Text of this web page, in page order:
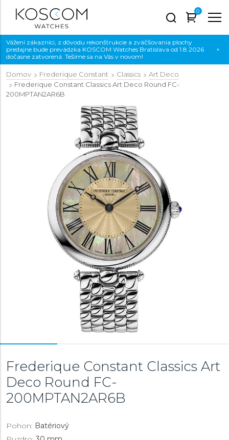
0
Vážení zákazníci, z dôvodu rekonštrukcie a zväčšovania plochy
predajne bude prevádzka KOSCOM Watches Bratislava od 1.8.2026
dočasne zatvorená. Tešíme sa na Vás v novom!
×
Domov Frederique Constant Classics
Art Deco
Frederique Constant Classics Art Deco Round FC-
200MPTAN2AR6B
Frederique Constant Classics Art
Deco Round FC-
200MPTAN2AR6B
Pohon: Batériový